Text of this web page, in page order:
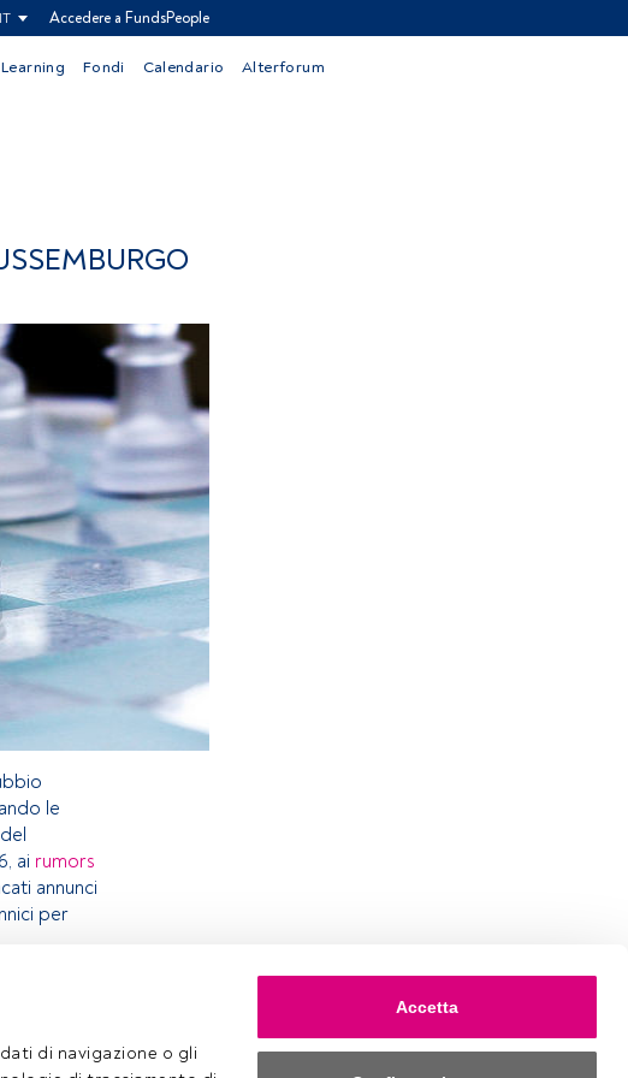
di navigazione o gli
Accetta
IT Accedere a FundsPeople
Learning Fondi Calendario Alterforum
le
ai rumors
annunci
per
a